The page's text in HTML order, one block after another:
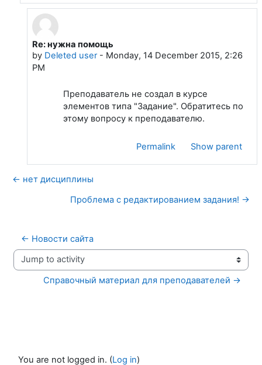
In reply to Пожидаев Павел Владимирович
Re: нужна помощь
by Deleted user- Monday, 14 December 2015, 2:26
PM
Преподаватель не создал в курсе
элементов типа "Задание". Обратитесь по
этому вопросу к преподавателю.
Permalink Show parent
← нет дисциплины
Проблема с редактированием задания! →
← Новости сайта
Jump to activity
Справочный материал для преподавателей →
You are not logged in. (Log in)